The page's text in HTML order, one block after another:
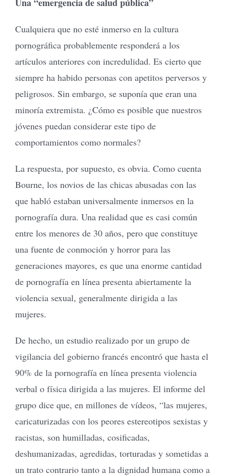
Cualquiera que no esté inmerso en la cultura
pornográfica probablemente responderá a los
artículos anteriores con incredulidad. Es cierto que
siempre ha habido personas con apetitos perversos y
peligrosos. Sin embargo, se suponía que eran una
minoría extremista. ¿Cómo es posible que nuestros
jóvenes puedan considerar este tipo de
comportamientos como normales?
La respuesta, por supuesto, es obvia. Como cuenta
Bourne, los novios de las chicas abusadas con las
que habló estaban universalmente inmersos en la
pornografía dura. Una realidad que es casi común
entre los menores de 30 años, pero que constituye
una fuente de conmoción y horror para las
generaciones mayores, es que una enorme cantidad
de pornografía en línea presenta abiertamente la
violencia sexual, generalmente dirigida a las
mujeres.
De hecho, un estudio realizado por un grupo de
vigilancia del gobierno francés encontró que hasta el
90% de la pornografía en línea presenta violencia
verbal o física dirigida a las mujeres. El informe del
grupo dice que, en millones de vídeos, “las mujeres,
caricaturizadas con los peores estereotipos sexistas y
racistas, son humilladas, cosificadas,
deshumanizadas, agredidas, torturadas y sometidas a
un trato contrario tanto a la dignidad humana como a